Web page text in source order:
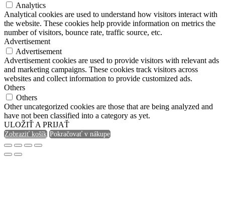
Analytics
Analytical cookies are used to understand how visitors interact with
the website. These cookies help provide information on metrics the
number of visitors, bounce rate, traffic source, etc.
Advertisement
Advertisement
Advertisement cookies are used to provide visitors with relevant ads
and marketing campaigns. These cookies track visitors across
websites and collect information to provide customized ads.
Others
Others
Other uncategorized cookies are those that are being analyzed and
have not been classified into a category as yet.
ULOŽIŤ A PRIJAŤ
Zobraziť košík Pokračovať v nákupe